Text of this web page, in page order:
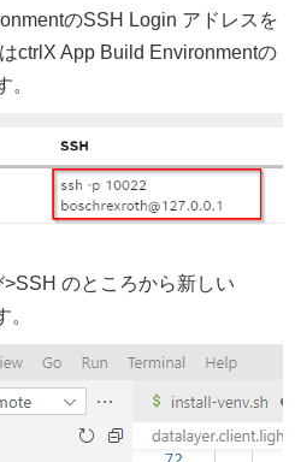
のSSH Login アドレスを
ctrlX App Build Environmentの
。
のところから新しい